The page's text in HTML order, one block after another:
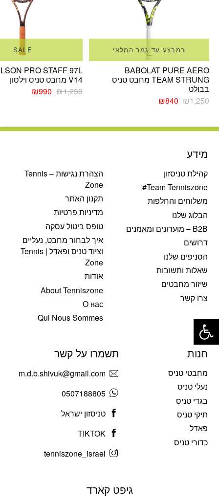
במבצע עד גמר המלאי
BABOLAT PURE AERO
TEAM STRUNG מחבט טניס
בבולט
₪1,250
המחיר
₪1,250.
₪840 המחיר
₪840.
SALE
PRO STAFF 97L
V14 מחבט טניס וילסון
₪1,250
המחיר
₪990 המחיר
מידע
קהילת טניסזון
Team Tenniszone#
משלוחים והחלפות
הבלוג שלנו
B2B – מועדונים ומאמנים
דרושים
הסניפים שלנו
שאלות ותשובות
שיזור מחבטים
צרו קשר
הצהרת נגישות – Tennis
Zone
תקנון האתר
מדיניות פרטיות
טופס ביטול עסקה
איך לבחור מחבט, נעליים
וציוד טניס ופאדל | Tennis
Zone
אודות
About Tenniszone
О нас
Qui Nous Sommes
חנות
מחבטי טניס
נעלי טניס
בגדי טניס
תיקי טניס
פאדל
כדורי טניס
תשמרו על קשר
m.d.b.shivuk@gmail.com
0507188805
טניסזון ישראל
TIKTOK
tenniszone_israel
גיפט קארד
פתח סרגל נגישות